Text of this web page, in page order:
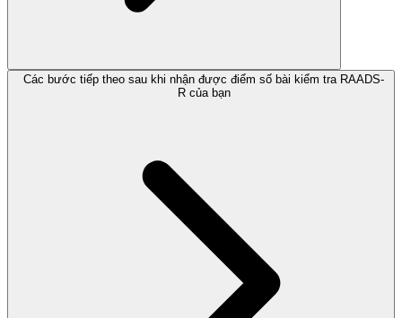
Các bước tiếp theo sau khi nhận được điểm số bài kiểm tra RAADS-
R của bạn